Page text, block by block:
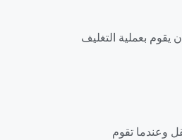
يقوم بعملية التغليف
وعندما تقوم